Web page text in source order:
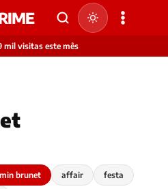
mil visitas este mês
brunet affair festa